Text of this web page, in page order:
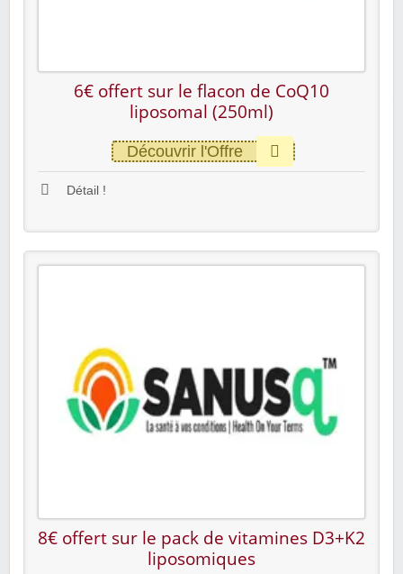
6€ offert sur le flacon de CoQ10
liposomal (250ml)
Découvrir l'Offre
Détail !
8€ offert sur le pack de vitamines D3+K2
liposomiques